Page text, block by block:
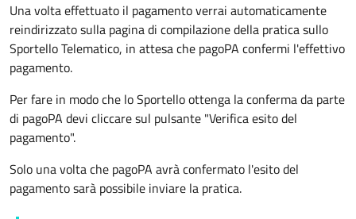
Una volta effettuato il pagamento verrai automaticamente
reindirizzato sulla pagina di compilazione della pratica sullo
Sportello Telematico, in attesa che pagoPA confermi l'effettivo
pagamento.
Per fare in modo che lo Sportello ottenga la conferma da parte
di pagoPA devi cliccare sul pulsante "Verifica esito del
pagamento".
Solo una volta che pagoPA avrà confermato l'esito del
pagamento sarà possibile inviare la pratica.